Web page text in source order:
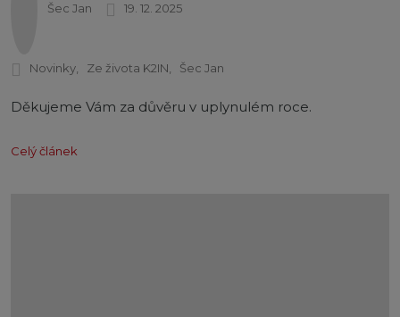
Šec Jan 19. 12. 2025
Novinky Ze života K2IN Šec Jan
Děkujeme Vám za důvěru v uplynulém roce.
Celý článek